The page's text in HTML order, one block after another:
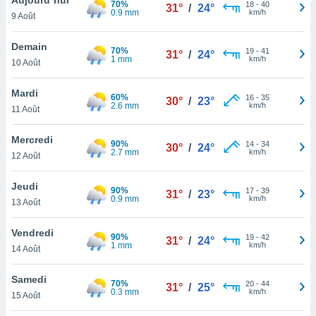
et
»,
au
vous
qu'ils
ou
le
ainsi
un
la
du
9 Août
70%
0.9 mm
31° / 24° 18- 40
km/h
Demain
10 Août
70%
1 mm
31° / 24° 19- 41
km/h
Mardi
11 Août
60%
2.6 mm
30° / 23° 16- 35
km/h
Mercredi
12 Août
90%
2.7 mm
30° / 24° 14- 34
km/h
Jeudi
13 Août
90%
0.9 mm
31° / 23° 17- 39
km/h
Vendredi
14 Août
90%
1 mm
31° / 24° 19- 42
km/h
Samedi
15 Août
70%
0.3 mm
31° / 25° 20- 44
km/h